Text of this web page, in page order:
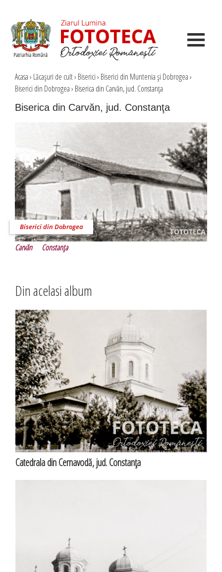
Acasa› Lăcaşuri de cult› Biserici› Biserici din Muntenia şi Dobrogea›
Biserici din Dobrogea› Biserica din Carvăn, jud. Constanţa
Biserica din Carvăn, jud. Constanţa
Biserici din Dobrogea
Carvăn Constanţa
Din acelasi album
Catedrala din Cernavodă, jud. Constanţa